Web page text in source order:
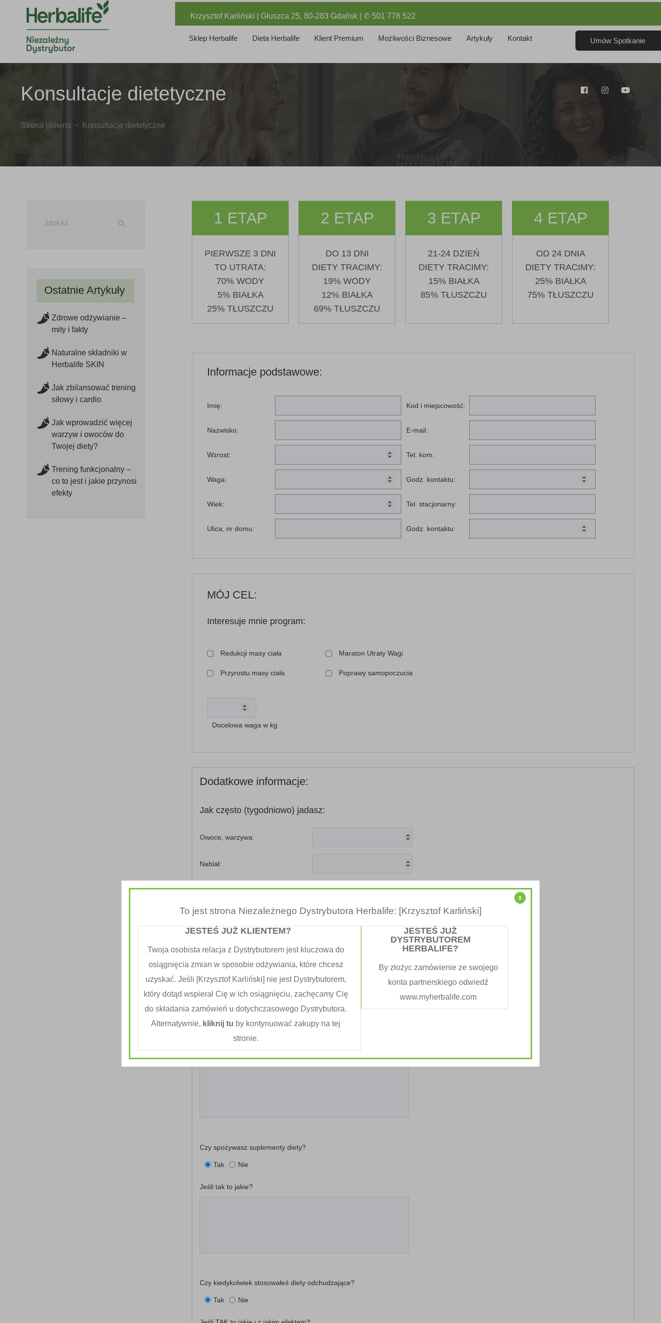
Krzysztof Karliński | Głuszca 25, 80-283 Gdańsk | ✆ 501 778 522
Sklep Herbalife Dieta Herbalife Klient Premium Możliwości Biznesowe Artykuły Kontakt Umów Spotkanie
Konsultacje dietetyczne
Strona główna Konsultacje dietetyczne
Ostatnie Artykuły
Zdrowe odżywianie –
mity i fakty
Naturalne składniki w
Herbalife SKIN
Jak zbilansować trening
siłowy i cardio
Jak wprowadzić więcej
warzyw i owoców do
Twojej diety?
Trening funkcjonalny –
co to jest i jakie przynosi
efekty
1 ETAP
PIERWSZE 3 DNI
TO UTRATA:
70% WODY
5% BIAŁKA
25% TŁUSZCZU
2 ETAP
DO 13 DNI
DIETY TRACIMY:
19% WODY
12% BIAŁKA
69% TŁUSZCZU
3 ETAP
21-24 DZIEŃ
DIETY TRACIMY:
15% BIAŁKA
85% TŁUSZCZU
4 ETAP
OD 24 DNIA
DIETY TRACIMY:
25% BIAŁKA
75% TŁUSZCZU
Informacje podstawowe:
Imię:
Nazwisko:
Wzrost:
Waga:
Wiek:
Ulica, nr domu:
Kod i miejscowość:
E-mail:
Tel. kom:
Godz. kontaktu:
Tel. stacjonarny:
Godz. kontaktu:
MÓJ CEL:
Interesuje mnie program:
Redukcji masy ciała
Przyrostu masy ciała
Maraton Utraty Wagi
Poprawy samopoczucia
Docelowa waga w kg
Dodatkowe informacje:
Jak często (tygodniowo) jadasz:
Owoce, warzywa:
Nabiał:
Ryby:
Produkty zbożowe:
Ile posiłków spożywasz w ciągu dnia?
Czy uprawiasz jakiś sport?
Tak Nie
Jeśli tak to jaki i jak często?
Czy spożywasz suplementy diety?
Tak Nie
Jeśli tak to jakie?
Czy kiedykolwiek stosowałeś diety odchudzające?
Tak Nie
x
To jest strona Niezależnego Dystrybutora Herbalife: [Krzysztof Karliński]
JESTEŚ JUŻ KLIENTEM?
Twoja osobista relacja z Dystrybutorem jest kluczowa do
osiągnięcia zmian w sposobie odżywiania, które chcesz
uzyskać. Jeśli [Krzysztof Karliński] nie jest Dystrybutorem,
który dotąd wspierał Cię w ich osiągnięciu, zachęcamy Cię
do składania zamówień u dotychczasowego Dystrybutora.
Alternatywnie, kliknij tu by kontynuować zakupy na tej
stronie.
JESTEŚ JUŻ
DYSTRYBUTOREM
HERBALIFE?
By złożyc zamówienie ze swojego
konta partnerskiego odwiedź
www.myherbalife.com